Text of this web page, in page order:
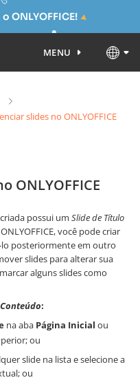
ONLYOFFICE!
MENU
slides no ONLYOFFICE
ONLYOFFICE
possui um Slide de Título
você pode criar
lo posteriormente em outro
slides para alterar sua
alguns slides como
:
na aba Página Inicial ou
ou
slide na lista e selecione a
ou